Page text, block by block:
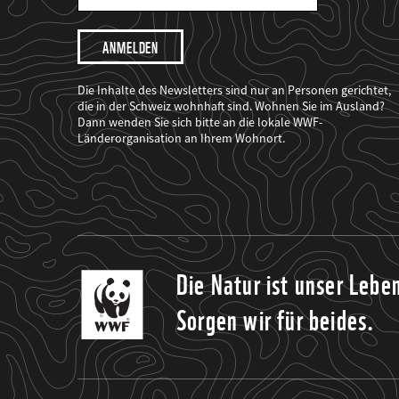
Mail
Adresse
Ich
möchte,
dass
der
WWF
mich
über
seine
Projekte
informiert.
Die Inhalte des Newsletters sind nur an Personen gerichtet,
die in der Schweiz wohnhaft sind. Wohnen Sie im Ausland?
Dann wenden Sie sich bitte an die lokale WWF-
Länderorganisation an Ihrem Wohnort.
Die Natur ist unser
Sorgen wir für beides.